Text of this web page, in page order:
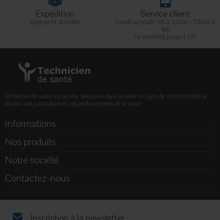
Expédition
soignée et discrète
Service client
Lundi au jeudi : 9h à 12h30 - 13h30 à
18h
Le vendredi jusqu'à 17h
Technicien de santé est un site spécialisé dans la vente en ligne de matériel médical
destiné aux particuliers et aux professionnels de la santé.
Informations
Nos produits
Notre société
Contactez-nous